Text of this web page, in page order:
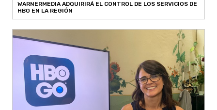
WARNERMEDIA ADQUIRIRÁ EL CONTROL DE LOS SERVICIOS DE
HBO EN LA REGIÓN